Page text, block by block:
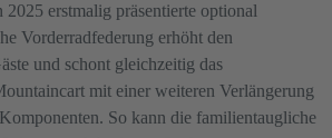
erstmalig präsentierte optional
Vorderradfederung erhöht den
und schont gleichzeitig das
mit einer weiteren Verlängerung
So kann die familientaugliche